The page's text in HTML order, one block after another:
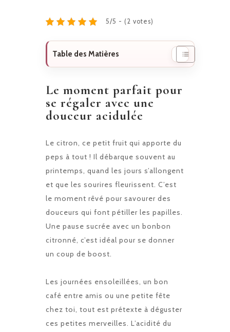
5/5 - (2 votes)
Table des Matières
Le moment parfait pour
se régaler avec une
douceur acidulée
Le citron, ce petit fruit qui apporte du
peps à tout ! Il débarque souvent au
printemps, quand les jours s’allongent
et que les sourires fleurissent. C’est
le moment rêvé pour savourer des
douceurs qui font pétiller les papilles.
Une pause sucrée avec un bonbon
citronné, c’est idéal pour se donner
un coup de boost.
Les journées ensoleillées, un bon
café entre amis ou une petite fête
chez toi, tout est prétexte à déguster
ces petites merveilles. L’acidité du